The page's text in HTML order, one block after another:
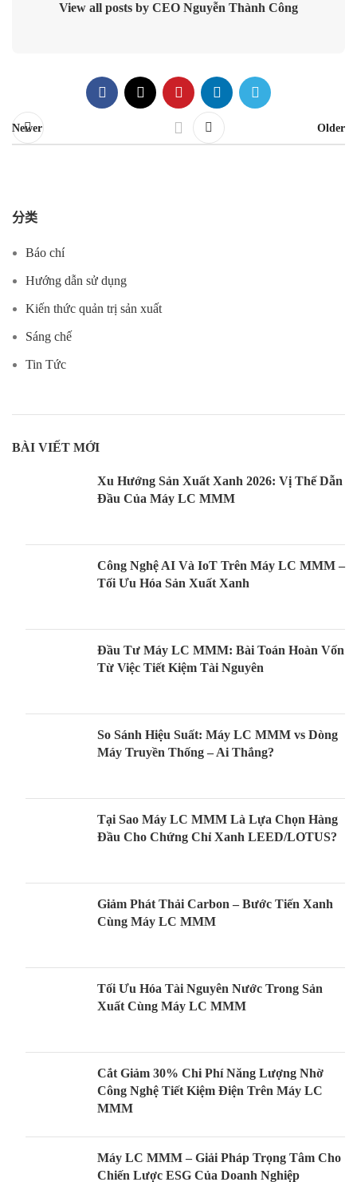
View all posts by CEO Nguyễn Thành Công
Newer Older
分类
Báo chí
Hướng dẫn sử dụng
Kiến thức quản trị sản xuất
Sáng chế
Tin Tức
BÀI VIẾT MỚI
Xu Hướng Sản Xuất Xanh 2026: Vị Thế Dẫn
Đầu Của Máy LC MMM
Công Nghệ AI Và IoT Trên Máy LC MMM –
Tối Ưu Hóa Sản Xuất Xanh
Đầu Tư Máy LC MMM: Bài Toán Hoàn Vốn
Từ Việc Tiết Kiệm Tài Nguyên
So Sánh Hiệu Suất: Máy LC MMM vs Dòng
Máy Truyền Thống – Ai Thắng?
Tại Sao Máy LC MMM Là Lựa Chọn Hàng
Đầu Cho Chứng Chỉ Xanh LEED/LOTUS?
Giảm Phát Thải Carbon – Bước Tiến Xanh
Cùng Máy LC MMM
Tối Ưu Hóa Tài Nguyên Nước Trong Sản
Xuất Cùng Máy LC MMM
Cắt Giảm 30% Chi Phí Năng Lượng Nhờ
Công Nghệ Tiết Kiệm Điện Trên Máy LC
MMM
Máy LC MMM – Giải Pháp Trọng Tâm Cho
Chiến Lược ESG Của Doanh Nghiệp